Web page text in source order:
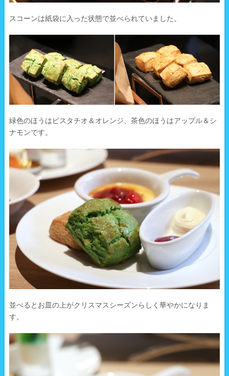
スコーンは紙袋に入った状態で並べられていました。
緑色のほうはピスタチオ＆オレンジ、茶色のほうはアップル＆シ
ナモンです。
並べるとお皿の上がクリスマスシーズンらしく華やかになりま
す。